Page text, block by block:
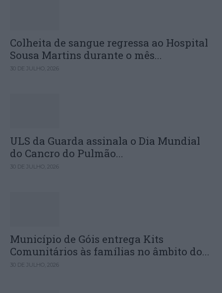
Colheita de sangue regressa ao Hospital
Sousa Martins durante o mês...
30 DE JULHO, 2026
ULS da Guarda assinala o Dia Mundial
do Cancro do Pulmão...
30 DE JULHO, 2026
Município de Góis entrega Kits
Comunitários às famílias no âmbito do...
30 DE JULHO, 2026